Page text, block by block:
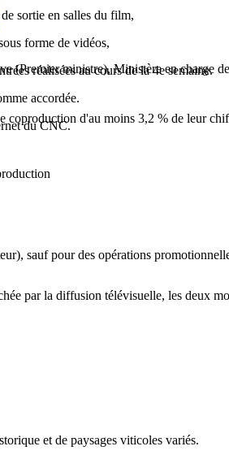
coproduction d'au moins 3,2 % de leur
sauf pour des opérations
par la diffusion télévisuelle, les deux
sortie en salles du film,
forme de vidéos,
réalisées au cours de la 4e semaine.
accordée.
du CNC.
ministre), Ministère en charge
et de paysages viticoles variés.